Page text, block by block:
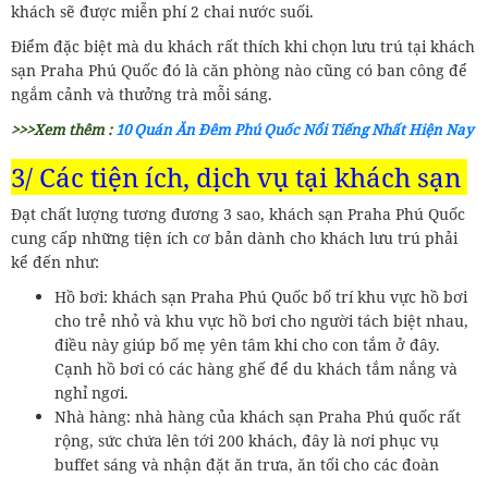
khách sẽ được miễn phí 2 chai nước suối.
Điểm đặc biệt mà du khách rất thích khi chọn lưu trú tại khách
sạn Praha Phú Quốc đó là căn phòng nào cũng có ban công để
ngắm cảnh và thưởng trà mỗi sáng.
>>>Xem thêm :10 Quán Ăn Đêm Phú Quốc Nổi Tiếng Nhất Hiện Nay
3/ Các tiện ích, dịch vụ tại khách sạn
Đạt chất lượng tương đương 3 sao, khách sạn Praha Phú Quốc
cung cấp những tiện ích cơ bản dành cho khách lưu trú phải
kể đến như:
Hồ bơi: khách sạn Praha Phú Quốc bố trí khu vực hồ bơi
cho trẻ nhỏ và khu vực hồ bơi cho người tách biệt nhau,
điều này giúp bố mẹ yên tâm khi cho con tắm ở đây.
Cạnh hồ bơi có các hàng ghế để du khách tắm nắng và
nghỉ ngơi.
Nhà hàng: nhà hàng của khách sạn Praha Phú quốc rất
rộng, sức chứa lên tới 200 khách, đây là nơi phục vụ
buffet sáng và nhận đặt ăn trưa, ăn tối cho các đoàn